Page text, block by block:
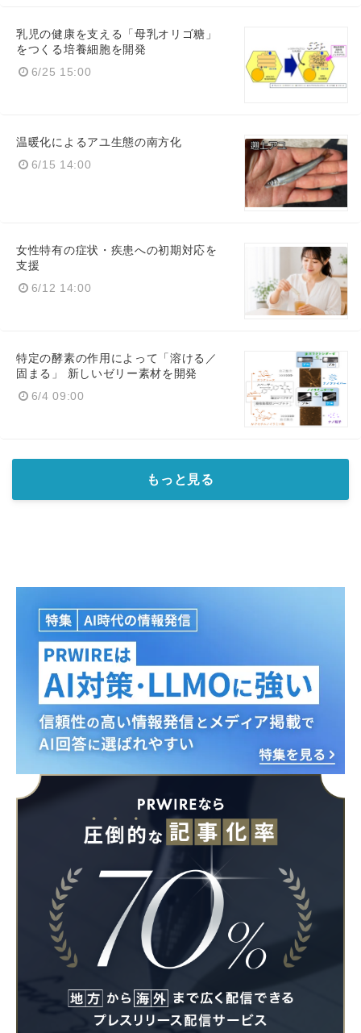
乳児の健康を支える「母乳オリゴ糖」
をつくる培養細胞を開発
6/25 15:00
温暖化によるアユ生態の南方化
6/15 14:00
女性特有の症状・疾患への初期対応を
支援
6/12 14:00
特定の酵素の作用によって「溶ける／
固まる」 新しいゼリー素材を開発
6/4 09:00
もっと見る